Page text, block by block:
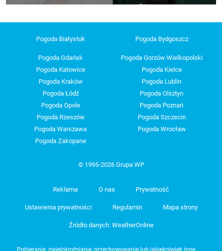
Pogoda Białystok Pogoda Bydgoszcz
Pogoda Gdańsk
Pogoda Gorzów Wielkopolski
Pogoda Katowice
Pogoda Kielce
Pogoda Kraków
Pogoda Lublin
Pogoda Łódź
Pogoda Olsztyn
Pogoda Opole
Pogoda Poznań
Pogoda Rzeszów
Pogoda Szczecin
Pogoda Warszawa
Pogoda Wrocław
Pogoda Zakopane
© 1995-2026 Grupa WP
Reklama O nas Prywatność
Ustawienia prywatności Regulamin Mapa strony
Źródło danych: WeatherOnline
Pobieranie, zwielokrotnianie, przechowywanie lub jakiekolwiek inne